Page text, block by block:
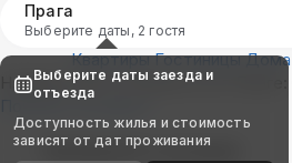
Прага
Выберите даты, 2 гостя
Квартиры Гостиницы Дома
Найдём, где остановиться в
Показать на карте
Выбирайте лучшее
Выберите даты заезда и
отъезда
Доступность жилья и стоимость
зависят от дат проживания